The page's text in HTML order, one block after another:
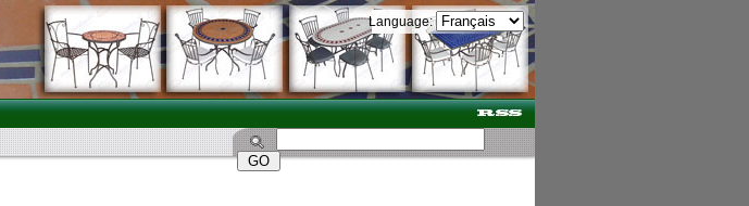
Language: